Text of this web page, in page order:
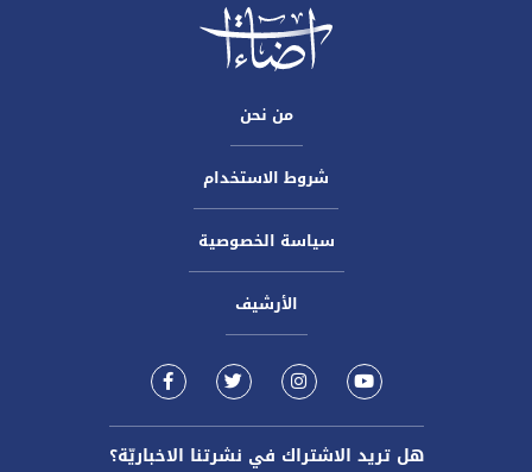
من نحن
شروط الاستخدام
سياسة الخصوصية
الأرشيف
هل تريد الاشتراك في نشرتنا الاخباريّة؟